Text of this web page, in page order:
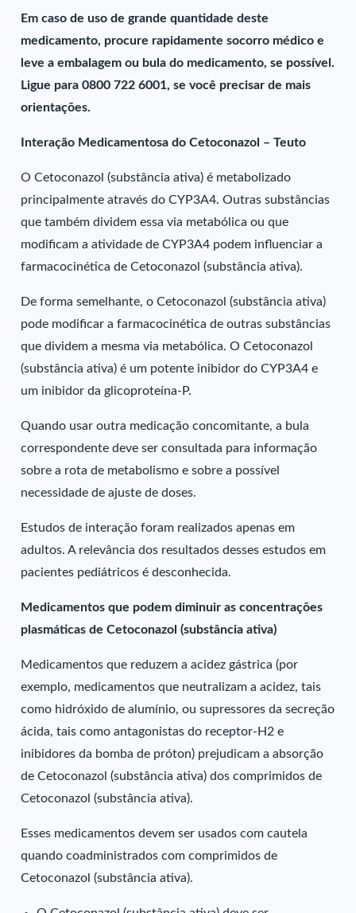
Em caso de uso de grande quantidade deste
medicamento, procure rapidamente socorro médico e
leve a embalagem ou bula do medicamento, se possível.
Ligue para 0800 722 6001, se você precisar de mais
orientações.
Interação Medicamentosa do Cetoconazol – Teuto
O Cetoconazol (substância ativa) é metabolizado
principalmente através do CYP3A4. Outras substâncias
que também dividem essa via metabólica ou que
modificam a atividade de CYP3A4 podem influenciar a
farmacocinética de Cetoconazol (substância ativa).
De forma semelhante, o Cetoconazol (substância ativa)
pode modificar a farmacocinética de outras substâncias
que dividem a mesma via metabólica. O Cetoconazol
(substância ativa) é um potente inibidor do CYP3A4 e
um inibidor da glicoproteína-P.
Quando usar outra medicação concomitante, a bula
correspondente deve ser consultada para informação
sobre a rota de metabolismo e sobre a possível
necessidade de ajuste de doses.
Estudos de interação foram realizados apenas em
adultos. A relevância dos resultados desses estudos em
pacientes pediátricos é desconhecida.
Medicamentos que podem diminuir as concentrações
plasmáticas de Cetoconazol (substância ativa)
Medicamentos que reduzem a acidez gástrica (por
exemplo, medicamentos que neutralizam a acidez, tais
como hidróxido de alumínio, ou supressores da secreção
ácida, tais como antagonistas do receptor-H2 e
inibidores da bomba de próton) prejudicam a absorção
de Cetoconazol (substância ativa) dos comprimidos de
Cetoconazol (substância ativa).
Esses medicamentos devem ser usados com cautela
quando coadministrados com comprimidos de
Cetoconazol (substância ativa).